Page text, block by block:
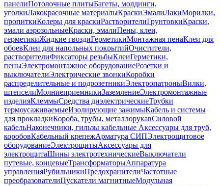
панелиПотолочные плитыБагеты, молдинги,
уголкиЛакокрасочные материалыКраскиЭмалиЛакиМорилки,
пропиткиКолеры для краскиРастворителиГрунтовкиКраски,
эмали аэрозольныеКраски, эмалиПены, клеи,
герметикиЖидкие гвоздиГерметикиМонтажная пенаКлеи для
обоевКлеи для напольных покрытийОчистители,
растворителиФиксаторы резьбыКлеиГерметики,
пеныЭлектромонтажное оборудованиеРозетки и
выключателиЭлектрические звонкиКоробки
распределительные и подрозетникиЭлектропатроныВилки,
штепселиМолниеприемникиЗаземлениеЭлектромонтажные
изделияКлеммыСредства диэлектрическиеТрубки
термоусаживаемыеИзолирующие зажимыКабель и системы
для прокладкиКороба, трубы, металлорукавСиловой
кабельНаконечники, гильзы кабельные Аксессуары для труб,
коробовКабельный крепежАрматура СИПЭлектрощитовое
оборудованиеЭлектрощитыАксессуары для
электрощитаШины электротехническиеВыключатели
путевые, концевыеТрансформаторыАппаратура
управленияРубильникиПредохранителиЧастотные
преобразователиПускатели магнитныеМодульная